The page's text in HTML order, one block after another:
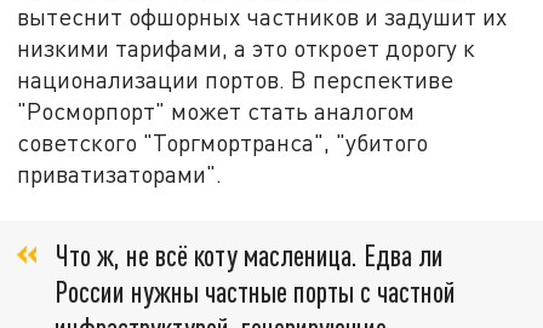
вытеснит офшорных частников и задушит их
низкими тарифами, а это откроет дорогу к
национализации портов. В перспективе
"Росморпорт" может стать аналогом
советского "Торгмортранса", "убитого
приватизаторами".
Что ж, не всё коту масленица. Едва ли
России нужны частные порты с частной